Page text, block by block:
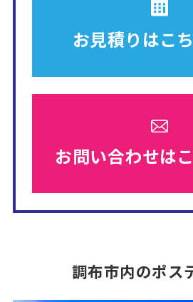
お見積りはこ
お問い合わせは
調布市内のポス